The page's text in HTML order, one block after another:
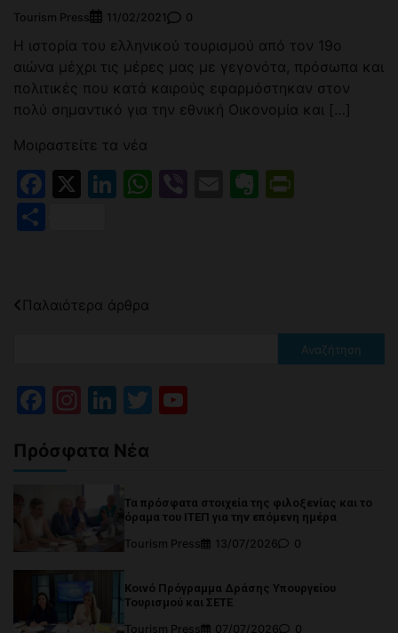
Tourism Press 11/02/2021 0
Η ιστορία του ελληνικού τουρισμού από τον 19ο
αιώνα μέχρι τις μέρες μας με γεγονότα, πρόσωπα και
πολιτικές που κατά καιρούς εφαρμόστηκαν στον
πολύ σημαντικό για την εθνική Οικονομία και […]
Μοιραστείτε τα νέα
Facebook
X LinkedIn
WhatsApp
ViberEmailEvernote
Πλοήγηση
Παλαιότερα άρθρα
Αναζήτηση
Facebook
Instagram
LinkedIn
Twitter
Πρόσφατα Νέα
Τα πρόσφατα στοιχεία της φιλοξενίας και το
όραμα του ΙΤΕΠ για την επόμενη ημέρα
Tourism Press
13/07/2026 0
Κοινό Πρόγραμμα Δράσης Υπουργείου
Τουρισμού και ΣΕΤΕ
Tourism Press
07/07/2026 0